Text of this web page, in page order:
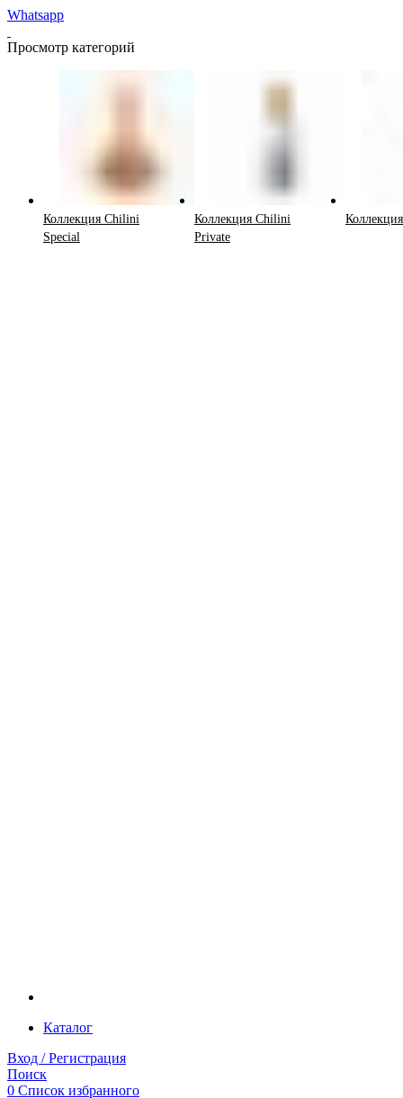
Whatsapp
Просмотр категорий
Коллекция Chilini
Special
Коллекция Chilini
Private
Каталог
Вход / Регистрация
Поиск
0 Список избранного